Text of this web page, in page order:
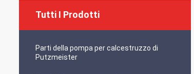
Tutti I Prodotti
Parti della pompa per calcestruzzo di
Putzmeister